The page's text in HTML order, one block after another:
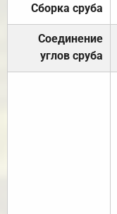
Сборка сруба
Соединение
углов сруба